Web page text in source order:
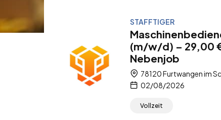
STAFFTIGER
(m/w/d) – 29,00
Nebenjob
78120 Furtwangen im
02/08/2026
Vollzeit